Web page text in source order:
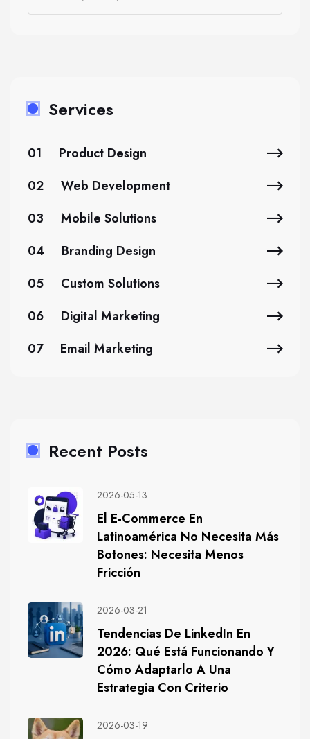
Services
01
Product Design
02
Web Development
03
Mobile Solutions
04
Branding Design
05
Custom Solutions
06
Digital Marketing
07
Email Marketing
Recent Posts
2026-05-13
El E-Commerce En
Latinoamérica No Necesita Más
Botones: Necesita Menos
Fricción
2026-03-21
Tendencias De LinkedIn En
2026: Qué Está Funcionando Y
Cómo Adaptarlo A Una
Estrategia Con Criterio
2026-03-19